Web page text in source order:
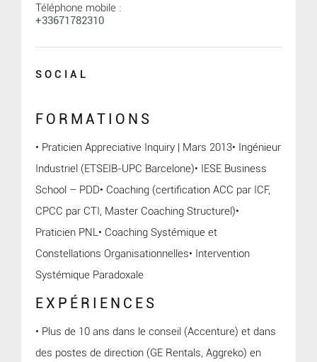
Téléphone mobile :
+33671782310
SOCIAL
FORMATIONS
• Praticien Appreciative Inquiry | Mars 2013• Ingénieur
Industriel (ETSEIB-UPC Barcelone)• IESE Business
School – PDD• Coaching (certification ACC par ICF,
CPCC par CTI, Master Coaching Structurel)•
Praticien PNL• Coaching Systémique et
Constellations Organisationnelles• Intervention
Systémique Paradoxale
EXPÉRIENCES
• Plus de 10 ans dans le conseil (Accenture) et dans
des postes de direction (GE Rentals, Aggreko) en